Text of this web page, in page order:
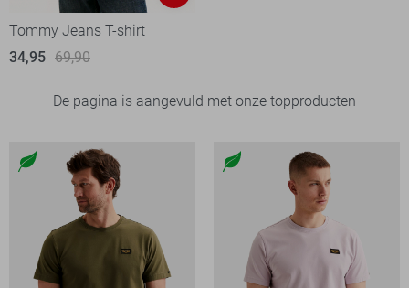
Tommy Jeans T-shirt
34,95 69,90
De pagina is aangevuld met onze topproducten